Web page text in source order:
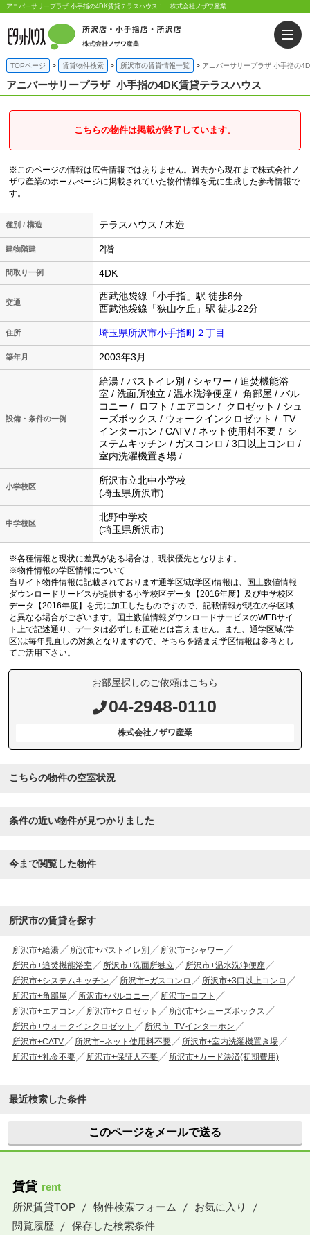
アニバーサリープラザ 小手指の4DK賃貸テラスハウス！｜株式会社ノザワ産業
TOPページ 賃貸物件検索 所沢市の賃貸情報一覧 アニバーサリープラザ 小手指の
アニバーサリープラザ 小手指の4DK賃貸テラスハウス
こちらの物件は掲載が終了しています。
※このページの情報は広告情報ではありません。過去から現在まで株式会社ノ
ザワ産業のホームぺージに掲載されていた物件情報を元に生成した参考情報で
す。
種別 / 構造 テラスハウス / 木造
建物階建 2階
間取り一例 4DK
交通
西武池袋線「小手指」駅 徒歩8分
西武池袋線「狭山ケ丘」駅 徒歩22分
住所 埼玉県所沢市小手指町２丁目
築年月 2003年3月
設備・条件の一例
給湯 / バストイレ別 / シャワー / 追焚機能浴
室 / 洗面所独立 / 温水洗浄便座 / 角部屋 / バル
コニー / ロフト / エアコン / クロゼット / シュ
ーズボックス / ウォークインクロゼット / TV
インターホン / CATV / ネット使用料不要 / シ
ステムキッチン / ガスコンロ / 3口以上コンロ /
室内洗濯機置き場 /
小学校区
所沢市立北中小学校
(埼玉県所沢市)
中学校区
北野中学校
(埼玉県所沢市)
※各種情報と現状に差異がある場合は、現状優先となります。
※物件情報の学区情報について
当サイト物件情報に記載されております通学区域(学区)情報は、国土数値情報
ダウンロードサービスが提供する小学校区データ【2016年度】及び中学校区
データ【2016年度】を元に加工したものですので、記載情報が現在の学区域
と異なる場合がございます。国土数値情報ダウンロードサービスのWEBサイ
ト上で記述通り、データは必ずしも正確とは言えません。また、通学区域(学
区)は毎年見直しの対象となりますので、そちらを踏まえ学区情報は参考とし
てご活用下さい。
お部屋探しのご依頼はこちら
04-2948-0110
株式会社ノザワ産業
こちらの物件の空室状況
条件の近い物件が見つかりました
今まで閲覧した物件
所沢市の賃貸を探す
所沢市+給湯 所沢市+バストイレ別
所沢市+シャワー
所沢市+追焚機能浴室
所沢市+洗面所独立
所沢市+温水洗浄便座
所沢市+システムキッチン
所沢市+ガスコンロ
所沢市+3口以上コンロ
所沢市+角部屋
所沢市+バルコニー
所沢市+ロフト
所沢市+エアコン
所沢市+クロゼット
所沢市+シューズボックス
所沢市+ウォークインクロゼット
所沢市+TVインターホン
所沢市+CATV
所沢市+ネット使用料不要
所沢市+室内洗濯機置き場
所沢市+礼金不要
所沢市+保証人不要 所沢市+カード決済(初期費用)
最近検索した条件
このページをメールで送る
賃貸 rent
所沢賃貸TOP
物件検索フォーム
お気に入り
閲覧履歴
保存した検索条件